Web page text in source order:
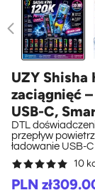
UZY Shisha
zaciągnięć
USB-C,
DTL
przepływ
ładowanie USB-
10
Sale
price
PLN